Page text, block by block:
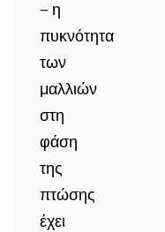
– η
πυκνότητα
των
μαλλιών
στη
φάση
της
πτώσης
έχει